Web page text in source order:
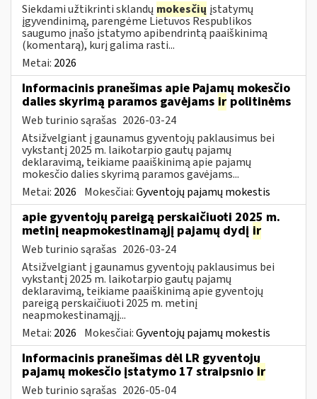
Siekdami užtikrinti sklandų mokesčių įstatymų
įgyvendinimą, parengėme Lietuvos Respublikos
saugumo įnašo įstatymo apibendrintą paaiškinimą
(komentarą), kurį galima rasti...
Metai: 2026
Informacinis pranešimas apie Pajamų mokesčio
dalies skyrimą paramos gavėjams ir politinėms
Web turinio sąrašas 2026-03-24
Atsižvelgiant į gaunamus gyventojų paklausimus bei
vykstantį 2025 m. laikotarpio gautų pajamų
deklaravimą, teikiame paaiškinimą apie pajamų
mokesčio dalies skyrimą paramos gavėjams...
Metai: 2026 Mokesčiai:Gyventojų pajamų mokestis
apie gyventojų pareigą perskaičiuoti 2025 m.
metinį neapmokestinamąjį pajamų dydį ir
Web turinio sąrašas 2026-03-24
Atsižvelgiant į gaunamus gyventojų paklausimus bei
vykstantį 2025 m. laikotarpio gautų pajamų
deklaravimą, teikiame paaiškinimą apie gyventojų
pareigą perskaičiuoti 2025 m. metinį
neapmokestinamąjį...
Metai: 2026 Mokesčiai:Gyventojų pajamų mokestis
Informacinis pranešimas dėl LR gyventojų
pajamų mokesčio įstatymo 17 straipsnio ir
Web turinio sąrašas 2026-05-04